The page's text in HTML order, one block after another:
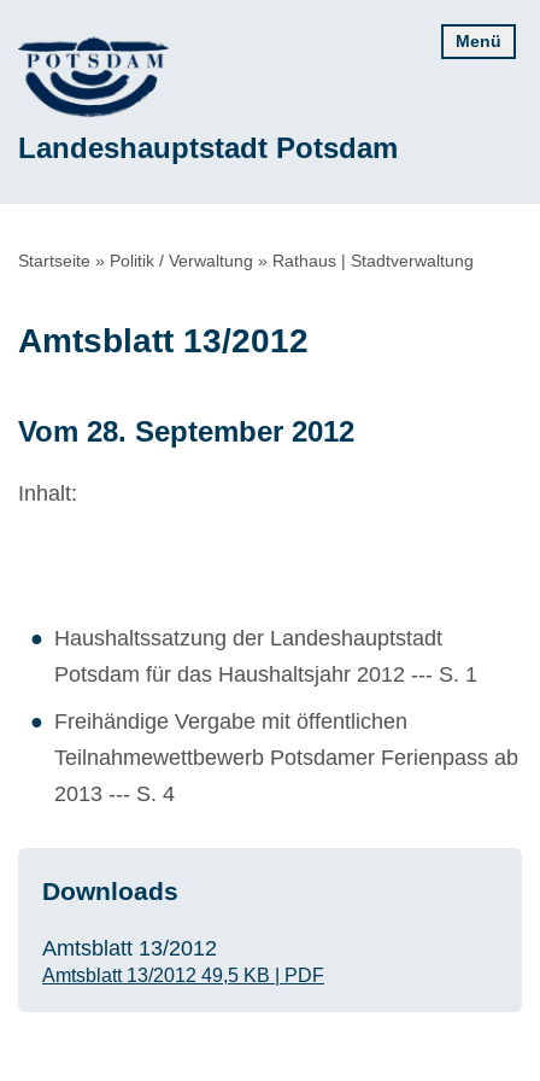
zum
Inhalt
Landeshauptstadt Potsdam
Menü
Pfadnavigation
Startseite Politik / Verwaltung Rathaus | Stadtverwaltung
Amtsblatt 13/2012
Vom 28. September 2012
Inhalt:
Haushaltssatzung der Landeshauptstadt
Potsdam für das Haushaltsjahr 2012 --- S. 1
Freihändige Vergabe mit öffentlichen
Teilnahmewettbewerb Potsdamer Ferienpass ab
2013 --- S. 4
Downloads
Amtsblatt 13/2012
Amtsblatt 13/2012 49,5 KB PDF